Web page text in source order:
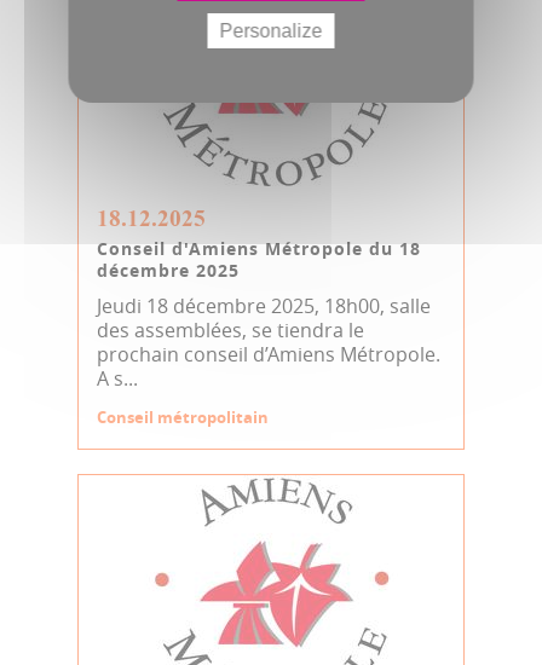
18.12.2025
Conseil d'Amiens Métropole du 18
décembre 2025
Jeudi 18 décembre 2025, 18h00, salle
des assemblées, se tiendra le
prochain conseil d’Amiens Métropole.
A s...
Conseil métropolitain
Personalize